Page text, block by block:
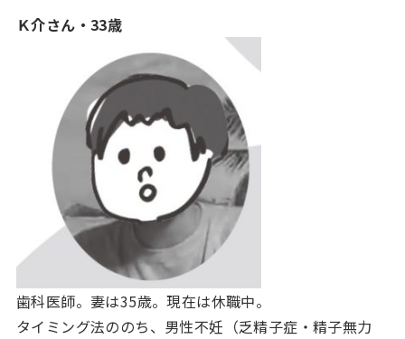
Ｋ介さん・33歳
歯科医師。妻は35歳。現在は休職中。
タイミング法ののち、男性不妊（乏精子症・精子無力